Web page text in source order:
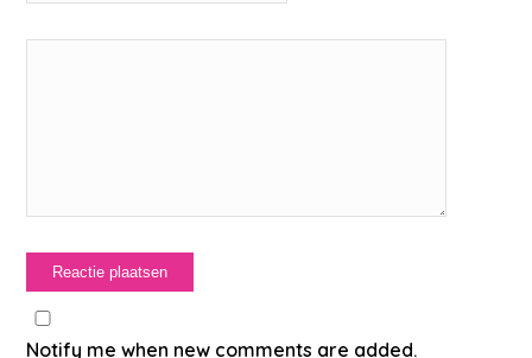
Notify me when new comments are added.